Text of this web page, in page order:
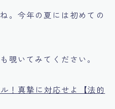
。今年の夏には初めての
覗いてみてください。
！真摯に対応せよ【法的